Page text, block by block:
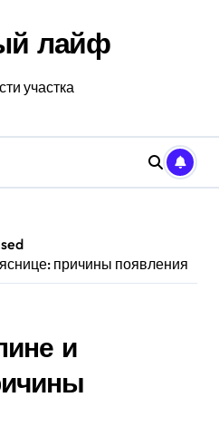
лайф
участка
причины появления
и